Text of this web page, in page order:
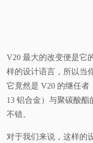
V20 最大的改变便是它
样的设计语言，所以当
它竟然是 V20 的继任
13 铝合金）与聚碳酸酯
不错。
对于我们来说，这样的